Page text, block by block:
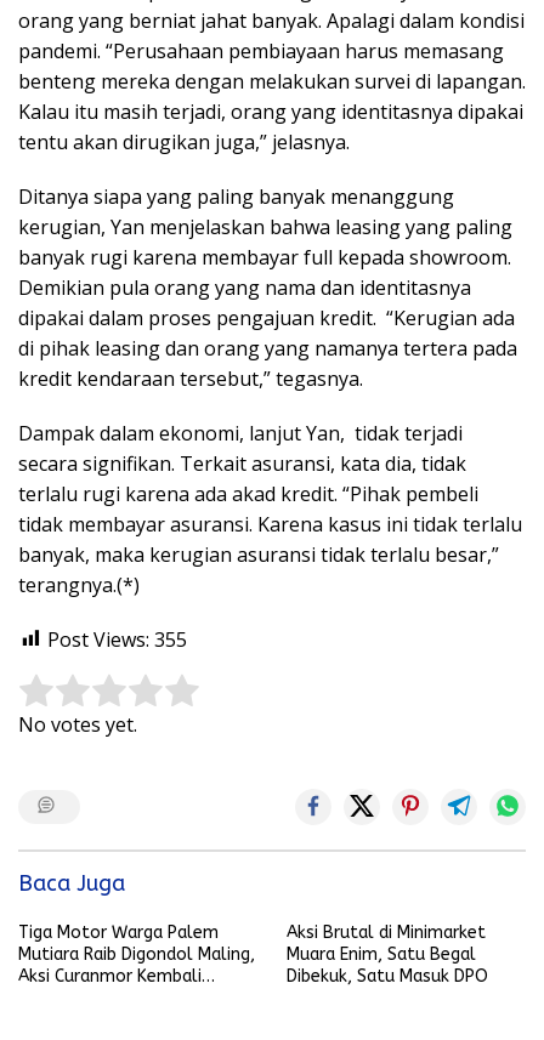
orang yang berniat jahat banyak. Apalagi dalam kondisi
pandemi. “Perusahaan pembiayaan harus memasang
benteng mereka dengan melakukan survei di lapangan.
Kalau itu masih terjadi, orang yang identitasnya dipakai
tentu akan dirugikan juga,” jelasnya.
Ditanya siapa yang paling banyak menanggung
kerugian, Yan menjelaskan bahwa leasing yang paling
banyak rugi karena membayar full kepada showroom.
Demikian pula orang yang nama dan identitasnya
dipakai dalam proses pengajuan kredit. “Kerugian ada
di pihak leasing dan orang yang namanya tertera pada
kredit kendaraan tersebut,” tegasnya.
Dampak dalam ekonomi, lanjut Yan, tidak terjadi
secara signifikan. Terkait asuransi, kata dia, tidak
terlalu rugi karena ada akad kredit. “Pihak pembeli
tidak membayar asuransi. Karena kasus ini tidak terlalu
banyak, maka kerugian asuransi tidak terlalu besar,”
terangnya.(*)
Post Views: 355
Rate this item:
No votes yet.
Baca Juga
Tiga Motor Warga Palem
Mutiara Raib Digondol Maling,
Aksi Curanmor Kembali
Aksi Brutal di Minimarket
Muara Enim, Satu Begal
Dibekuk, Satu Masuk DPO